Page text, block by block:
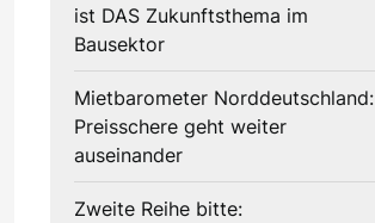
ist DAS Zukunftsthema im
Bausektor
Mietbarometer Norddeutschland:
Preisschere geht weiter
auseinander
Zweite Reihe bitte: